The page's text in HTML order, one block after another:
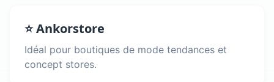
⭐ Ankorstore
Idéal pour boutiques de mode tendances et
concept stores.